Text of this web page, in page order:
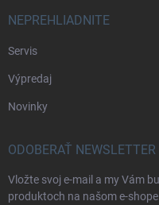
NEPREHLIADNITE
Servis
Výpredaj
Novinky
ODOBERAŤ NEWSLETTER
Vložte svoj e-mail a my Vám
produktoch na našom e-shope.